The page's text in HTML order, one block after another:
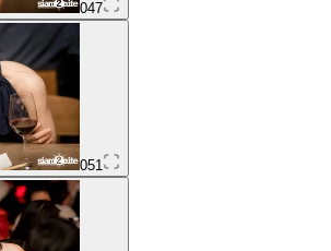
047
051